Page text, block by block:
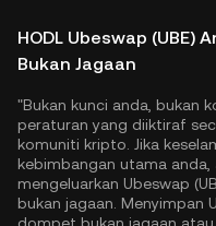
HODL Ubeswap (UBE)
Bukan Jagaan
"Bukan kunci anda, bukan
peraturan yang diiktiraf
komuniti kripto. Jika
kebimbangan utama anda,
mengeluarkan Ubeswap
bukan jagaan. Menyimpan